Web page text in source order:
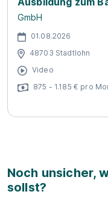
GmbH
01.08.2026
48703 Stadtlohn
Video
875 - 1.185 € pro
Noch unsicher,
sollst?